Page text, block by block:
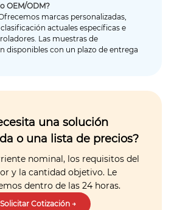
OEM/ODM?
marcas personalizadas,
actuales específicas e
Las muestras de
disponibles con un plazo de entrega
una solución
o una lista de precios?
nominal, los requisitos del
y la cantidad objetivo. Le
dentro de las 24 horas.
Solicitar Cotización →